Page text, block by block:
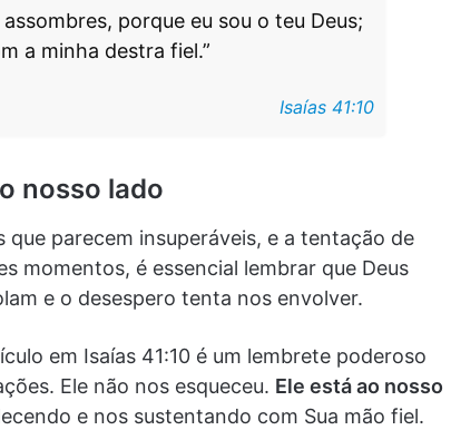
porque eu sou o teu Deus;
a minha destra fiel.”
Isaías 41:10
nosso lado
parecem insuperáveis, e a tentação de
momentos, é essencial lembrar que Deus
e o desespero tenta nos envolver.
em Isaías 41:10 é um lembrete poderoso
Ele não nos esqueceu. Ele está ao nosso
e nos sustentando com Sua mão fiel.